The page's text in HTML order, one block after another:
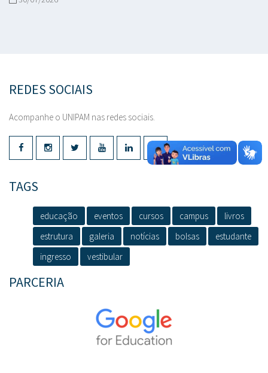
REDES SOCIAIS
Acompanhe o UNIPAM nas redes sociais.
TAGS
educação eventos cursos campus
livros
estrutura
galeria notícias bolsas
estudante
ingresso
vestibular
PARCERIA